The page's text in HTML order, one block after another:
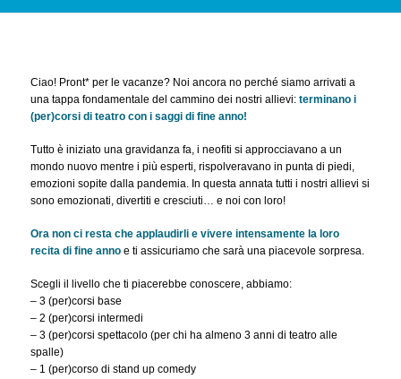
Ciao! Pront* per le vacanze? Noi ancora no perché siamo arrivati a
una tappa fondamentale del cammino dei nostri allievi: terminano i
(per)corsi di teatro con i saggi di fine anno!
Tutto è iniziato una gravidanza fa, i neofiti si approcciavano a un
mondo nuovo mentre i più esperti, rispolveravano in punta di piedi,
emozioni sopite dalla pandemia. In questa annata tutti i nostri allievi si
sono emozionati, divertiti e cresciuti… e noi con loro!
Ora non ci resta che applaudirli e vivere intensamente la loro
recita di fine annoe ti assicuriamo che sarà una piacevole sorpresa.
Scegli il livello che ti piacerebbe conoscere, abbiamo:
– 3 (per)corsi base
– 2 (per)corsi intermedi
– 3 (per)corsi spettacolo (per chi ha almeno 3 anni di teatro alle
spalle)
– 1 (per)corso di stand up comedy